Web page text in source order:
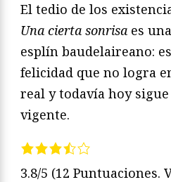
El tedio de los
Una cierta sonrisa es
esplín baudelaireano:
felicidad que no logra
real y todavía hoy
vigente.
3.8/5 (12 Puntuaciones.